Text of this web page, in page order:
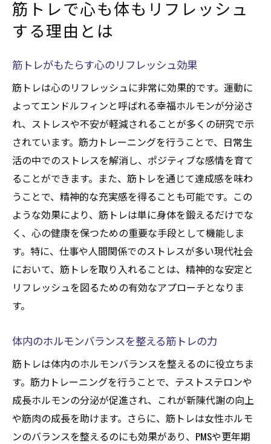
筋トレが日常生活に与えるリフレッシュ効
果
ストレス軽減に効果的な筋トレの種類
筋トレとメンタルヘルスの関係性
筋トレ中の呼吸法でストレスを緩和
筋トレのルーティンがストレスを減少させ
る理由
筋トレ後の心地よさがストレス解消に繋が
る
日々のストレスを和らげる筋トレの取り入
れ方
筋トレで得られる具体的な健康効果を解説
筋トレがもたらす筋肉強化のメリット
免疫力向上に貢献する筋トレの効果
代謝改善に役立つ筋トレのメカニズム
筋トレと長寿健康の関連性を解説
筋トレを取り入れて日常生活を活性化しよう
日常生活に筋トレを組み込むためのヒント
筋トレが生活リズムを整える理由
筋トレで心も体もリフレッシュ
する理由とは
筋トレがもたらす心のリフレッシュ効果
筋トレは心のリフレッシュに非常に効果的です。運動に
よってエンドルフィンと呼ばれる幸福ホルモンが分泌さ
れ、ストレスや不安が軽減されることが多くの研究で示
されています。筋力トレーニングを行うことで、日常生
活の中でのストレスを解消し、ポジティブな感情を育て
ることができます。また、筋トレを通じて達成感を味わ
うことで、精神的な充実感を得ることも可能です。この
ような効果により、筋トレは単に身体を鍛えるだけでな
く、心の健康を保つための重要な手段として機能しま
す。特に、仕事や人間関係でのストレスが多い現代社会
において、筋トレを取り入れることは、精神的な安定と
リフレッシュを図るための有効なアプローチとなりま
す。
体内のホルモンバランスを整える筋トレの力
筋トレは体内のホルモンバランスを整えるのに役立ちま
す。筋力トレーニングを行うことで、テストステロンや
成長ホルモンの分泌が促進され、これが新陳代謝の向上
や筋肉の成長を助けます。さらに、筋トレは女性ホルモ
ンのバランスを整えるのにも効果があり、PMSや更年期